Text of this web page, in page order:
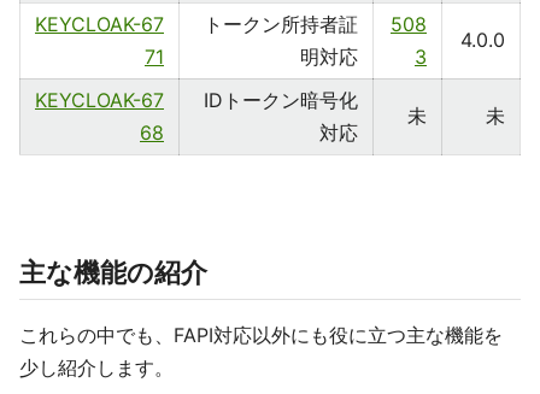
KEYCLOAK-67
71
トークン所持者証
明対応
508
3
4.0.0
KEYCLOAK-67
68
IDトークン暗号化
対応
未 未
主な機能の紹介
これらの中でも、FAPI対応以外にも役に立つ主な機能を
少し紹介します。